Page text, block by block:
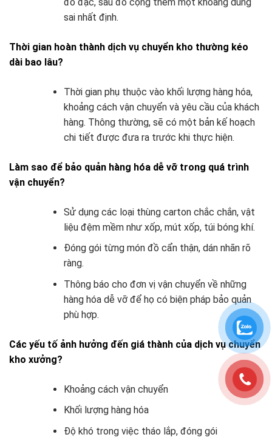
sai nhất định.
Thời gian hoàn thành dịch vụ chuyển kho thường kéo
dài bao lâu?
Thời gian phụ thuộc vào khối lượng hàng hóa,
khoảng cách vận chuyển và yêu cầu của khách
hàng. Thông thường, sẽ có một bản kế hoạch
chi tiết được đưa ra trước khi thực hiện.
Làm sao để bảo quản hàng hóa dễ vỡ trong quá trình
vận chuyển?
Sử dụng các loại thùng carton chắc chắn, vật
liệu đệm mềm như xốp, mút xốp, túi bóng khí.
Đóng gói từng món đồ cẩn thận, dán nhãn rõ
ràng.
Thông báo cho đơn vị vận chuyển về những
hàng hóa dễ vỡ để họ có biện pháp bảo quản
phù hợp.
Các yếu tố ảnh hưởng đến giá thành của dịch vụ chuyển
kho xưởng?
Khoảng cách vận chuyển
Khối lượng hàng hóa
Độ khó trong việc tháo lắp, đóng gói